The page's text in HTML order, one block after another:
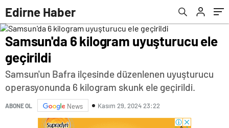
Edirne Haber
Samsun'da 6 kilogram uyuşturucu ele
geçirildi
Samsun'un Bafra ilçesinde düzenlenen uyuşturucu
operasyonunda 6 kilogram skunk ele geçirildi.
ABONE OL News Kasım 29, 2024 23:22